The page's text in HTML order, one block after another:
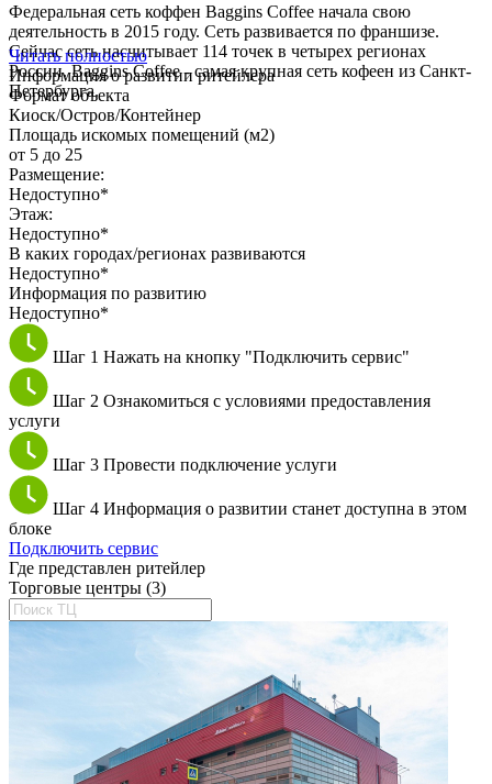
Федеральная сеть коффен Baggins Coffee начала свою
деятельность в 2015 году. Сеть развивается по франшизе.
Сейчас сеть насчитывает 114 точек в четырех регионах
России. Baggins Coffee - самая крупная сеть кофеен из Санкт-
Петербурга.
Читать полностью
Информация о развитии ритейлера
Формат объекта
Киоск/Остров/Контейнер
Площадь искомых помещений (м2)
от 5 до 25
Размещение:
Недоступно*
Этаж:
Недоступно*
В каких городах/регионах развиваются
Недоступно*
Информация по развитию
Недоступно*
Шаг 1 Нажать на кнопку "Подключить сервис"
Шаг 2 Ознакомиться с условиями предоставления
услуги
Шаг 3 Провести подключение услуги
Шаг 4 Информация о развитии станет доступна в этом
блоке
Подключить сервис
Где представлен ритейлер
Торговые центры (3)